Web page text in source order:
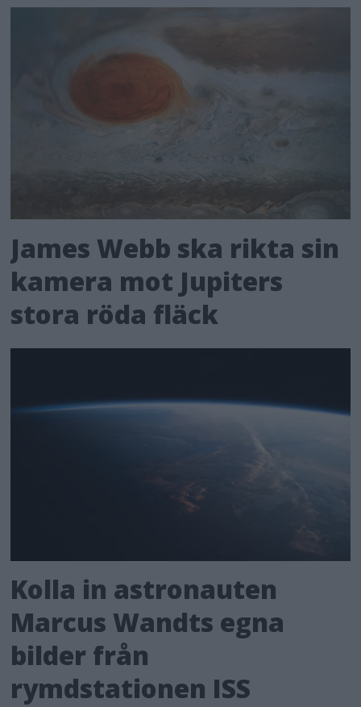
James Webb ska rikta sin
kamera mot Jupiters
stora röda fläck
Kolla in astronauten
Marcus Wandts egna
bilder från
rymdstationen ISS